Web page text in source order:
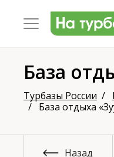
База
Турбазы России
База отдыха
Назад